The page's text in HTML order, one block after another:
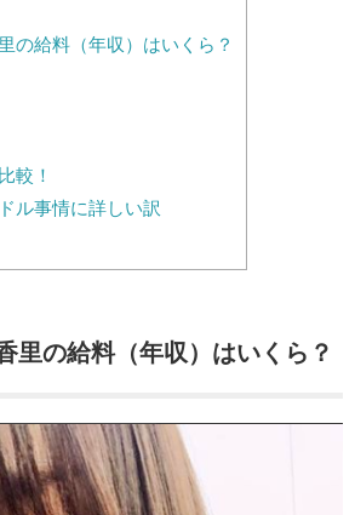
の給料（年収）はいくら？
較！
ル事情に詳しい訳
里の給料（年収）はいくら？